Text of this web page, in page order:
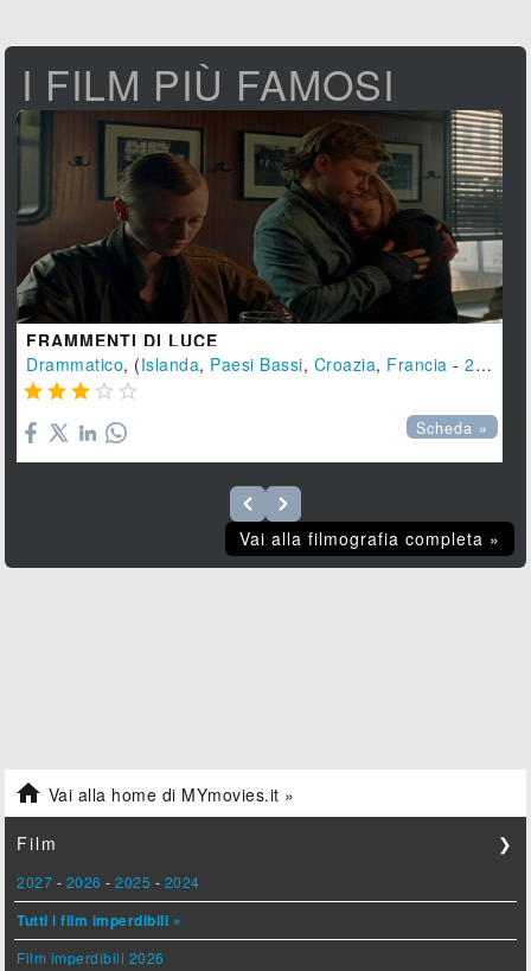
I FILM PIÙ FAMOSI
FRAMMENTI DI LUCE
Drammatico, (Islanda, Paesi Bassi, Croazia, Francia -2024
    
Scheda »
Vai alla filmografia completa »
 Vai alla home di MYmovies.it »
Film ❯
2027 - 2026 -2025 - 2024
Tutti i film imperdibili »
Film imperdibili 2026